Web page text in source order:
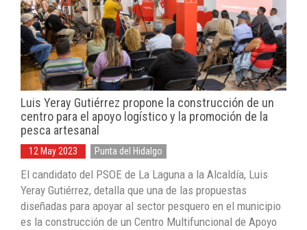
Luis Yeray Gutiérrez propone la construcción de un
centro para el apoyo logístico y la promoción de la
pesca artesanal
12 May 2023 Punta del Hidalgo
El candidato del PSOE de La Laguna a la Alcaldía, Luis
Yeray Gutiérrez, detalla que una de las propuestas
diseñadas para apoyar al sector pesquero en el municipio
es la construcción de un Centro Multifuncional de Apoyo